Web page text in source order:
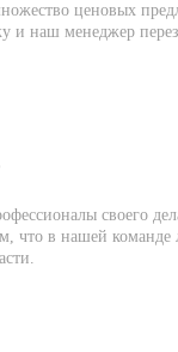
ценовых
и наш менеджер
своего
что в нашей